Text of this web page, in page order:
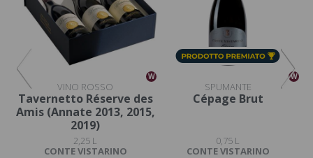
W
VINO ROSSO
Tavernetto Réserve des
Amis (Annate 2013, 2015,
2019)
2,25 L
CONTE VISTARINO
W
SPUMANTE
Cépage Brut
0,75 L
CONTE VISTARINO